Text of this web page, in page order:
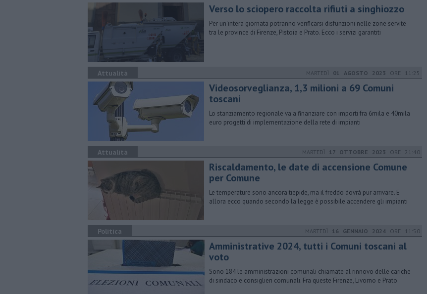
Verso lo sciopero raccolta rifiuti a singhiozzo
Per un'intera giornata potranno verificarsi disfunzioni nelle zone servite
tra le province di Firenze, Pistoia e Prato. Ecco i servizi garantiti
Attualità MARTEDÌ 01 AGOSTO 2023 ORE 11:25
Videosorveglianza, 1,3 milioni a 69 Comuni
toscani
Lo stanziamento regionale va a finanziare con importi fra 6mila e 40mila
euro progetti di implementazione della rete di impianti
Attualità MARTEDÌ 17 OTTOBRE 2023 ORE 21:40
Riscaldamento, le date di accensione Comune
per Comune
Le temperature sono ancora tiepide, ma il freddo dovrà pur arrivare. E
allora ecco quando secondo la legge è possibile accendere gli impianti
Politica MARTEDÌ 16 GENNAIO 2024 ORE 11:50
Amministrative 2024, tutti i Comuni toscani al
voto
Sono 184 le amministrazioni comunali chiamate al rinnovo delle cariche
di sindaco e consiglieri comunali. Fra queste Firenze, Livorno e Prato